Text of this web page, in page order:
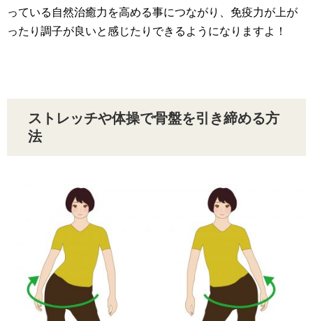
っている自然治癒力を高める事につながり、免疫力が上が
ったり調子が良いと感じたりできるようになりますよ！
ストレッチや体操で骨盤を引き締める方
法